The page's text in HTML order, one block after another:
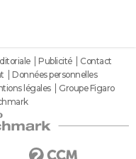
Publicité
Contact
Données personnelles
légales
Groupe Figaro